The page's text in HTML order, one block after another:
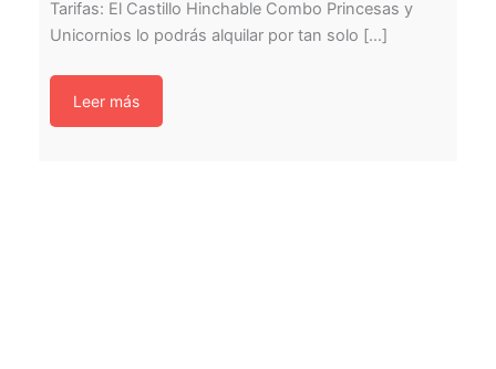
Tarifas: El Castillo Hinchable Combo Princesas y
Unicornios lo podrás alquilar por tan solo [...]
Leer más